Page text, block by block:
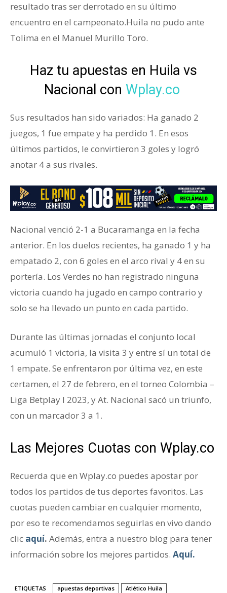
resultado tras ser derrotado en su último
encuentro en el campeonato.Huila no pudo ante
Tolima en el Manuel Murillo Toro.
Haz tu apuestas en Huila vs
Nacional con Wplay.co
Sus resultados han sido variados: Ha ganado 2
juegos, 1 fue empate y ha perdido 1. En esos
últimos partidos, le convirtieron 3 goles y logró
anotar 4 a sus rivales.
Nacional venció 2-1 a Bucaramanga en la fecha
anterior. En los duelos recientes, ha ganado 1 y ha
empatado 2, con 6 goles en el arco rival y 4 en su
portería. Los Verdes no han registrado ninguna
victoria cuando ha jugado en campo contrario y
solo se ha llevado un punto en cada partido.
Durante las últimas jornadas el conjunto local
acumuló 1 victoria, la visita 3 y entre sí un total de
1 empate. Se enfrentaron por última vez, en este
certamen, el 27 de febrero, en el torneo Colombia –
Liga Betplay I 2023, y At. Nacional sacó un triunfo,
con un marcador 3 a 1.
Las Mejores Cuotas con Wplay.co
Recuerda que en Wplay.co puedes apostar por
todos los partidos de tus deportes favoritos. Las
cuotas pueden cambiar en cualquier momento,
por eso te recomendamos seguirlas en vivo dando
clic aquí. Además, entra a nuestro blog para tener
información sobre los mejores partidos. Aquí.
ETIQUETAS apuestas deportivas
Atlético Huila